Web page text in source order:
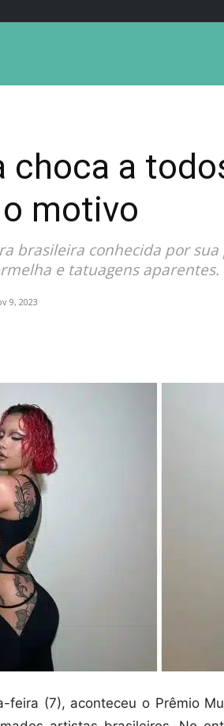
choca a
motivo
brasileira conhecida por
e tatuagens aparentes.
9, 2023
feira (7), aconteceu o Prêmio